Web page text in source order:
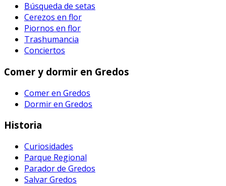
Búsqueda de setas
Cerezos en flor
Piornos en flor
Trashumancia
Conciertos
Comer y dormir en Gredos
Comer en Gredos
Dormir en Gredos
Historia
Curiosidades
Parque Regional
Parador de Gredos
Salvar Gredos